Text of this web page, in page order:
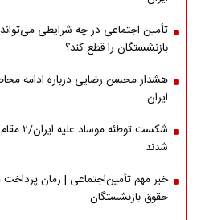
تأمین اجتماعی در چه شرایطی
بازنشستگان را قطع کند؟
هشدار محسن رضایی درباره ادامه
ایران
شکست توطئه
شدند
خبر مهم تأمین‌اجتماعی | زمان پرداخت
حقوق بازنشستگان